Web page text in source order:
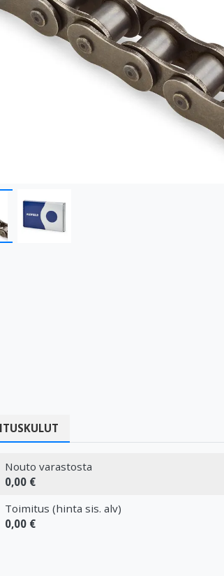
Nouto varastosta
0,00 €
Toimitus (hinta sis. alv)
0,00 €